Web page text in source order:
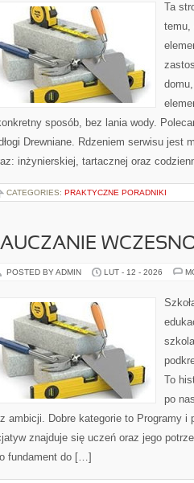
Ta
temu,
sposób, bez lania wody.
Drewniane. Rdzeniem serwisu jest
inżynierskiej, tartacznej oraz
CATEGORIES: PRAKTYCZNE PORADNIKI
POSTED BY ADMIN LUT - 12 - 2026
To
po
ambicji. Dobre kategorie to Programy
znajduje się uczeń oraz jego
fundament do […]